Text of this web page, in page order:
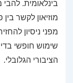
בינלאומית.
מוזיאון לקשר
מפני ניסיון
שימוש חופשי
הציבורי הגלובלי.